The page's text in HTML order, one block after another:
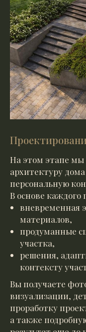
На этом этапе
архитектуру
персональную
В основе каждого
вневременная
материалов,
продуманные
участка,
решения,
контексту
Вы получаете
визуализации,
проработку
а также